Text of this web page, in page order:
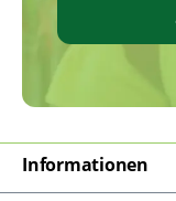
Informationen